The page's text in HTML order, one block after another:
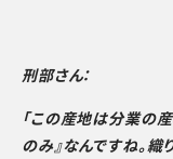
刑部さん：
「この産地は分業の
のみ』なんですね。織